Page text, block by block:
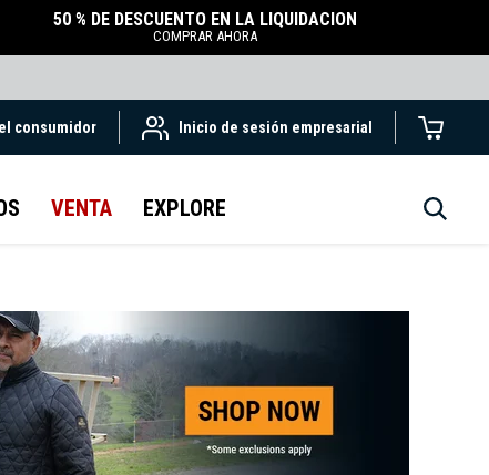
50 % DE DESCUENTO EN LA LIQUIDACIÓN
COMPRAR AHORA
consumidor Inicio de sesión empresarial
VENTA EXPLORE